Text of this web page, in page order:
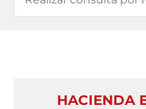
HACIENDA